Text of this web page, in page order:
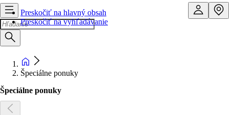
Preskočiť na hlavný obsah
Preskočiť na vyhľadávanie
Špeciálne ponuky
Špeciálne ponuky